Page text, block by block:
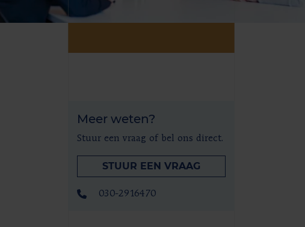
Meer weten?
Stuur een vraag of bel ons direct.
STUUR EEN VRAAG
030-2916470